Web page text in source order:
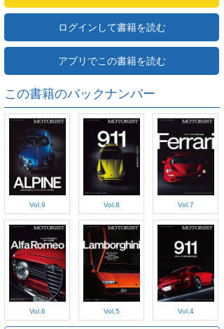
ログインして書籍を読む
アプリでこの書籍を読む
この書籍のバックナンバー
Vol.9 Vol.8 Vol.7
Vol.6 Vol.5 Vol.4